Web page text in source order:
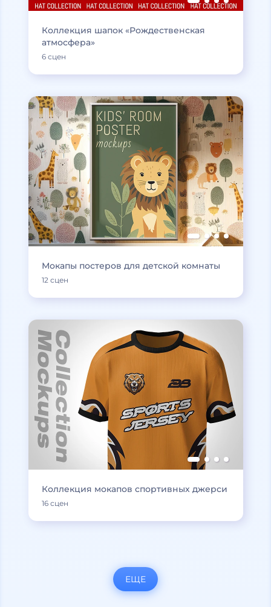
Коллекция шапок «Рождественская
атмосфера»
6 сцен
Мокапы постеров для детской комнаты
12 сцен
Коллекция мокапов спортивных джерси
16 сцен
ЕЩЕ